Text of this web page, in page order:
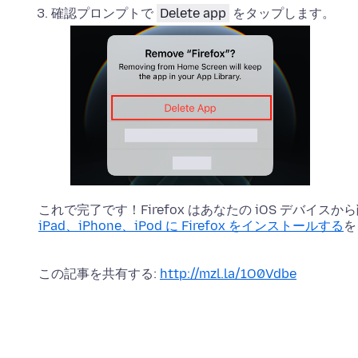
確認プロンプトで Delete app をタップします。
これで完了です！Firefox はあなたの iOS デバイスか
iPad、iPhone、iPod に Firefox をインストールする
この記事を共有する: http://mzl.la/1O0Vdbe